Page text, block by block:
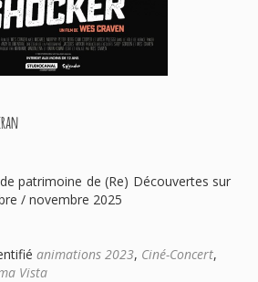
patrimoine de (Re) Découvertes sur
/ novembre 2025
animations 2023, Ciné-Concert,
Vista